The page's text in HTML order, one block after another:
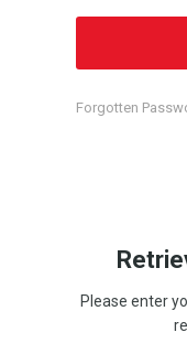
Forgotten
Please enter